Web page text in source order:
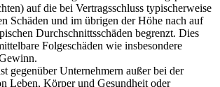
auf die bei Vertragsschluss typischerweise
Schäden und im übrigen der Höhe nach auf
Durchschnittsschäden begrenzt. Dies
Folgeschäden wie insbesondere
gegenüber Unternehmern außer bei der
Leben, Körper und Gesundheit oder